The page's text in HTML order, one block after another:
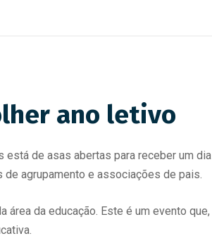
ano letivo
está de asas abertas para receber um dia
agrupamento e associações de pais.
da educação. Este é um evento que,